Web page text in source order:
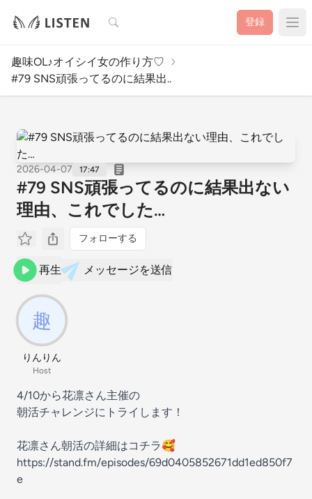
検索 登録
趣味OL♪オイシイ女の作り方♡
#79 SNS頑張ってるのに結果出..
2026-04-07 17:47
#79 SNS頑張ってるのに結果出ない
理由、これでした…
フォローする
再生 メッセージを送信
りんりん
Host
4/10から花凛さん主催の
朝活チャレンジにトライします！
花凛さん朝活の詳細はコチラ🥰
https://stand.fm/episodes/69d0405852671dd1ed850f7
e